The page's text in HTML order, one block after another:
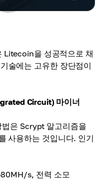
Litecoin을 성공적으로 채
술에는 고유한 장단점이
Circuit) 마이너
은 Scrypt 알고리즘을
사용하는 것입니다. 인기
s, 전력 소모